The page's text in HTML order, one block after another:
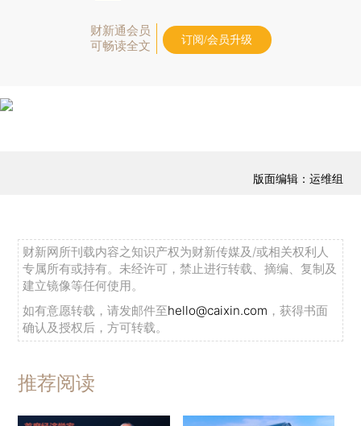
财新通会员
可畅读全文
订阅/会员升级
版面编辑：运维组
财新网所刊载内容之知识产权为财新传媒及/或相关权利人
专属所有或持有。未经许可，禁止进行转载、摘编、复制及
建立镜像等任何使用。
如有意愿转载，请发邮件至hello@caixin.com ，获得书面
确认及授权后，方可转载。
推荐阅读